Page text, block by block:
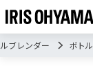
ブレンダー ボト